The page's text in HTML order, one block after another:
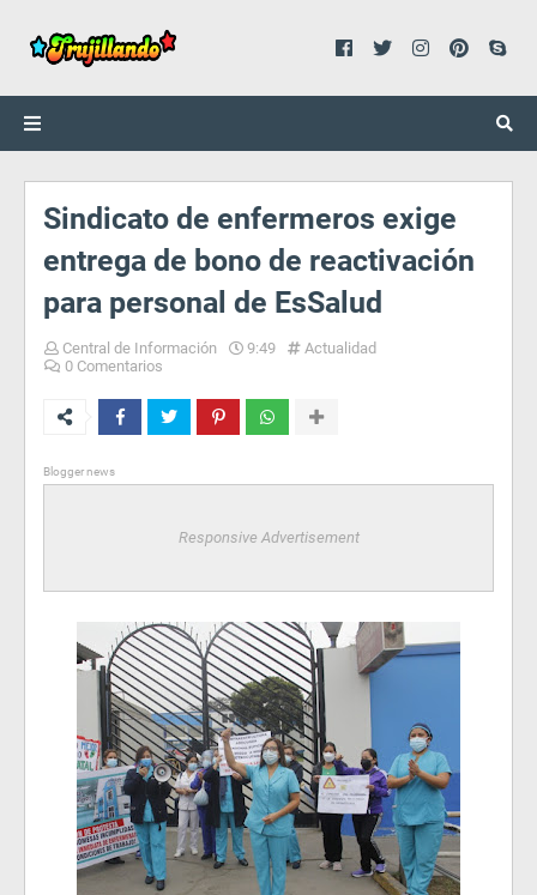
Sindicato de enfermeros exige
entrega de bono de reactivación
para personal de EsSalud
Central de Información 9:49
Actualidad
0 Comentarios
Blogger news
Responsive Advertisement